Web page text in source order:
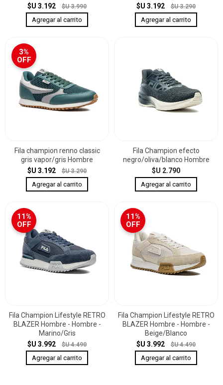
$U 3.192 $U 3.990 $U 3.192 $U 3.290
3%
OFF
Fila champion renno classic
gris vapor/gris Hombre
$U 3.192
$U 3.290
Fila Champion efecto
negro/oliva/blanco Hombre
$U 2.790
11%
OFF
Fila Champion Lifestyle RETRO
BLAZER Hombre - Hombre -
Marino/Gris
$U 3.992
$U 4.490
11%
OFF
Fila Champion Lifestyle RETRO
BLAZER Hombre - Hombre -
Beige/Blanco
$U 3.992
$U 4.490